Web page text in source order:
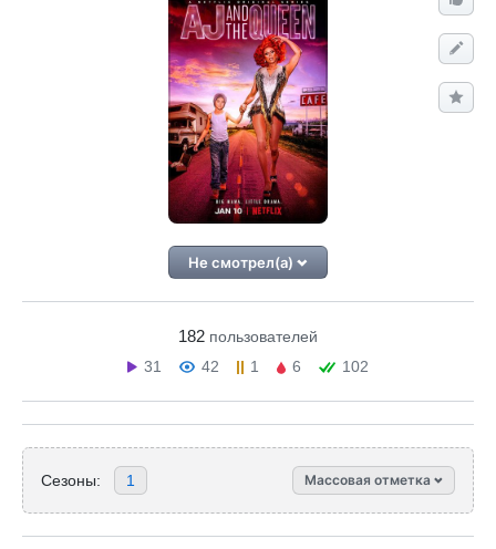
Не смотрел(а)
182 пользователей
31
42 1 6 102
Сезоны: 1 Массовая отметка